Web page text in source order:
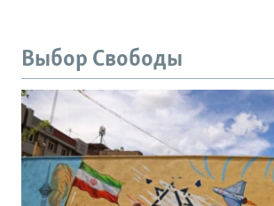
Выбор Свободы